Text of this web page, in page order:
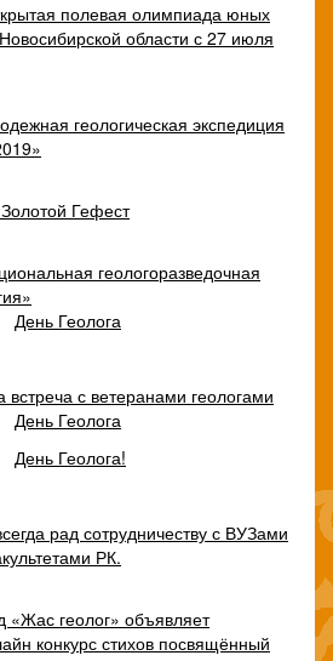
полевая олимпиада юных
области с 27 июля
геологическая экспедиция
Золотой Гефест
геологоразведочная
День Геолога
с ветеранами геологами
День Геолога
День Геолога!
рад сотрудничеству с ВУЗами
РК.
геолог» объявляет
конкурс стихов посвящённый